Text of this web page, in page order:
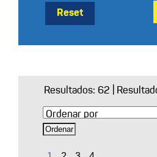
Reset
Resultados: 62 |